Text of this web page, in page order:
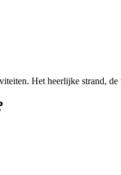
Het heerlijke strand,